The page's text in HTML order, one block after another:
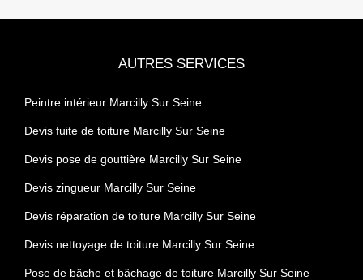
AUTRES SERVICES
Peintre intérieur Marcilly Sur Seine
Devis fuite de toiture Marcilly Sur Seine
Devis pose de gouttière Marcilly Sur Seine
Devis zingueur Marcilly Sur Seine
Devis réparation de toiture Marcilly Sur Seine
Devis nettoyage de toiture Marcilly Sur Seine
Pose de bâche et bâchage de toiture Marcilly Sur Seine